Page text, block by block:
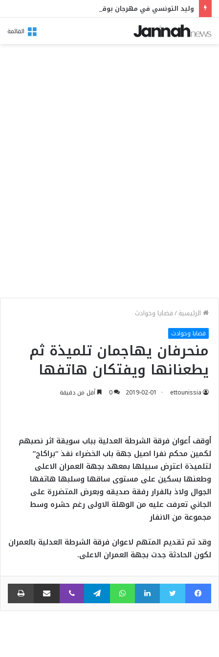
القائمة
الرئيسية/قضايا وحوادث
قضايا وحوادث
منحرفان يهاجمان تلميذة ثم
يطعنانها ويفتكان هاتفها
ettounissia
2019-02-01
0 أقل من دقيقة
أوقف أعوان فرقة الشرطة العدلية بباب سويقة اثر نصبهم
لكمين محكم نفرا اصيل جهة باب الخضراء نفذ “براكاج”
لتلميذة اعترض سبيلها بمعهد بجهة العمران الاعلى
وطعنها بسكين على مستوى ساقها وسلبها هاتفها
الجوال ولاذ بالفرار رفقة صديقه وبعرض المتضررة على
الجاني تعرفت عليه من الوهلة الاولى رغم حشره وسط
مجموعة من الانفار
وقد تم تقديم المتهم لاعوان فرقة الشرطة العدلية بالعمران
لكون الحادثة جدت بجهة العمران الاعلى.
فيسبوك تويتر لينكدإن واتساب تيلقرام ڤايبر مشاركة عبر البريد